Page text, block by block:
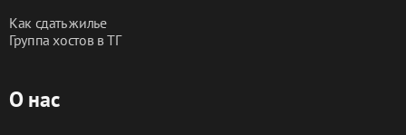
Как сдать жилье
Группа хостов в ТГ
О нас